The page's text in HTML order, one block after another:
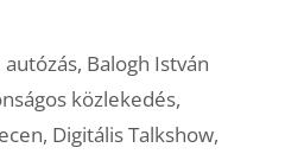
autózás, Balogh István
közlekedés,
, Digitális Talkshow,